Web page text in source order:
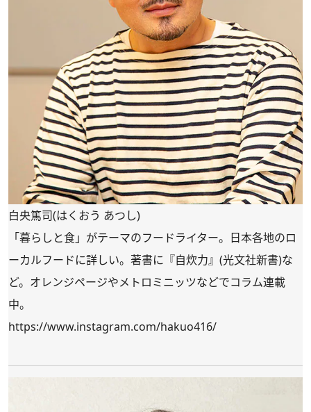
白央篤司(はくおう あつし)
「暮らしと食」がテーマのフードライター。日本各地のロ
ーカルフードに詳しい。著書に『自炊力』(光文社新書)な
ど。オレンジページやメトロミニッツなどでコラム連載
中。
https://www.instagram.com/hakuo416/